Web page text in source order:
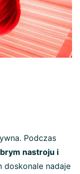
Podczas
nastroju i
doskonale nadaje